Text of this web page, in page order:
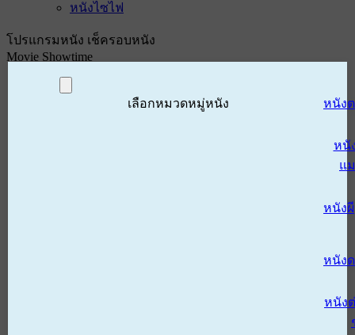
หนังไซไฟ
โปรแกรมหนัง เช็ครอบหนัง
Movie Showtime
เลือกหมวดหมู่หนัง หนัง
หนั
แ
หนังผี
หนัง
หนัง